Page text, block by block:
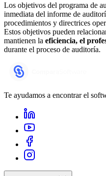
Los objetivos del programa de
inmediata del informe de
procedimientos y directrices
Estos objetivos pueden
mantienen la eficiencia, el
durante el proceso de auditoría.
Te ayudamos a encontrar el